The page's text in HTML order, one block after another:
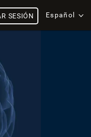
Español
SESIÓN